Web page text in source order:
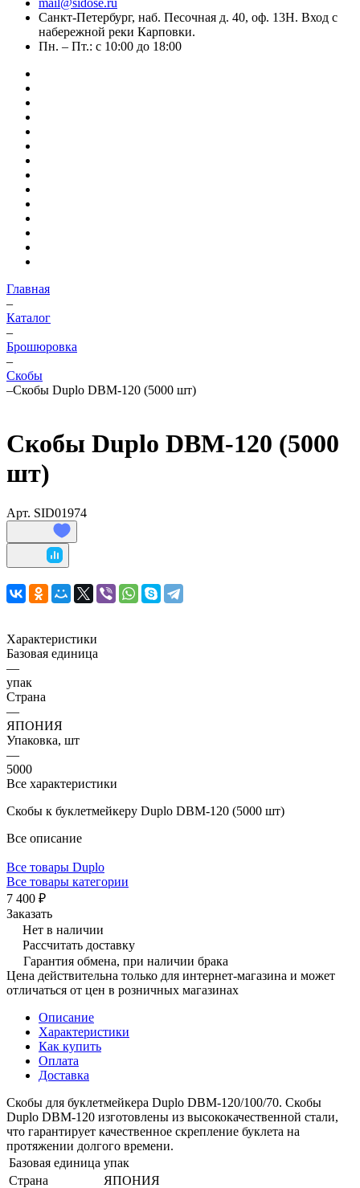
mail@sidose.ru
Санкт-Петербург, наб. Песочная д. 40, оф. 13Н. Вход с
набережной реки Карповки.
Пн. – Пт.: с 10:00 до 18:00
Главная
–
Каталог
–
Брошюровка
–
Скобы
–Скобы Duplo DBM-120 (5000 шт)
Скобы Duplo DBM-120 (5000
шт)
Арт. SID01974
Характеристики
Базовая единица
—
упак
Страна
—
ЯПОНИЯ
Упаковка, шт
—
5000
Все характеристики
Скобы к буклетмейкеру Duplo DBM-120 (5000 шт)
Все описание
Все товары Duplo
Все товары категории
7 400 ₽
Заказать
Нет в наличии
Рассчитать доставку
Гарантия обмена, при наличии брака
Цена действительна только для интернет-магазина и может
отличаться от цен в розничных магазинах
Описание
Характеристики
Как купить
Оплата
Доставка
Скобы для буклетмейкера Duplo DBM-120/100/70. Скобы
Duplo DBM-120 изготовлены из высококачественной стали,
что гарантирует качественное скрепление буклета на
протяжении долгого времени.
Базовая единица упак
Страна
ЯПОНИЯ